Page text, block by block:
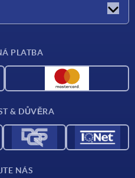
PLATBA
& DŮVĚRA
NÁS